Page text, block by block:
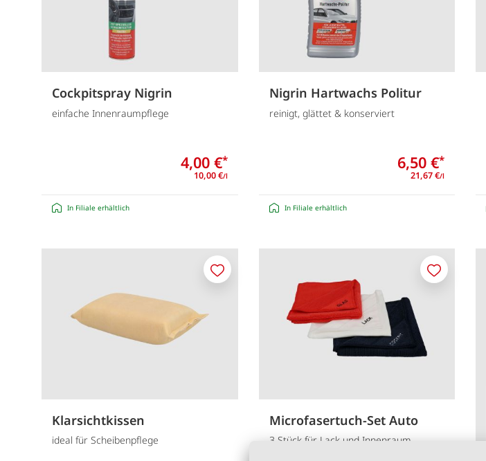
Cockpitspray Nigrin
einfache Innenraumpflege
4,00 €*
10,00 €/l
In Filiale erhältlich
Nigrin Hartwachs Politur
reinigt, glättet & konserviert
6,50 €*
21,67 €/l
In Filiale erhältlich
Klarsichtkissen
ideal für Scheibenpflege
Merken
Microfasertuch-Set Auto
3 Stück für Lack und Innenraum
Merken